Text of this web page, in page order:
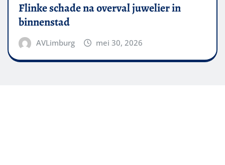
Flinke schade na overval juwelier in
binnenstad
AVLimburg mei 30, 2026